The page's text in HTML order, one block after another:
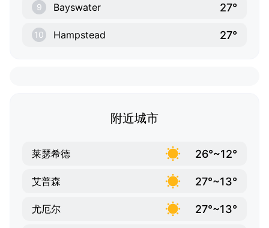
9 Bayswater 27°
10 Hampstead 27°
附近城市
莱瑟希德 26°~12°
艾普森 27°~13°
尤厄尔 27°~13°